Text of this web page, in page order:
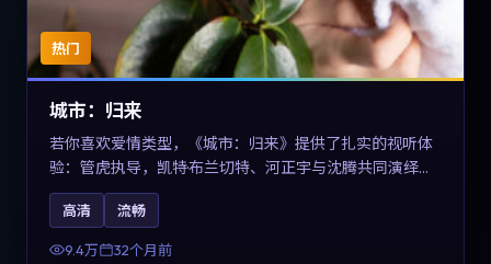
热门
城市：归来
若你喜欢爱情类型，《城市：归来》提供了扎实的视听体
验：管虎执导，凯特·布兰切特、河正宇与沈腾共同演绎。
影片2023年于德国上映，内容在有限空间内完成高密度的
戏剧冲突，关键词包含高清流畅、人物关系与情节反转，
适合检索「2023爱情」「德国电影」的用户。
高清 流畅
9.4万 32个月前